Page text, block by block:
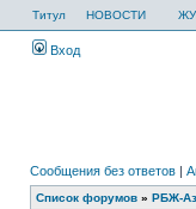
Титул НОВОСТИ
Вход
Сообщения без ответов |
Список форумов » РБЖ-